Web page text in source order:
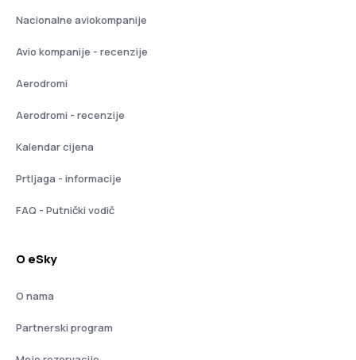
Nacionalne aviokompanije
Avio kompanije - recenzije
Aerodromi
Aerodromi - recenzije
Kalendar cijena
Prtljaga - informacije
FAQ - Putnički vodič
O eSky
O nama
Partnerski program